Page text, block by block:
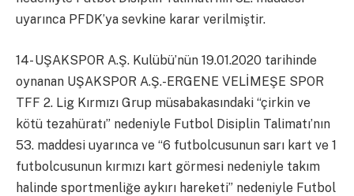
uyarınca PFDK’ya sevkine karar verilmiştir.
14- UŞAKSPOR A.Ş. Kulübü’nün 19.01.2020 tarihinde
oynanan UŞAKSPOR A.Ş.-ERGENE VELİMEŞE SPOR
TFF 2. Lig Kırmızı Grup müsabakasındaki “çirkin ve
kötü tezahüratı” nedeniyle Futbol Disiplin Talimatı’nın
53. maddesi uyarınca ve “6 futbolcusunun sarı kart ve 1
futbolcusunun kırmızı kart görmesi nedeniyle takım
halinde sportmenliğe aykırı hareketi” nedeniyle Futbol